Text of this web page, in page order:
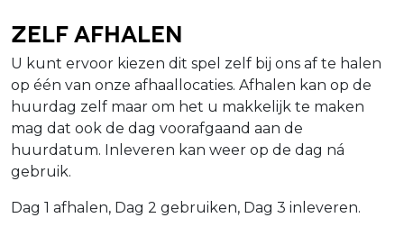
Zelf afhalen
U kunt ervoor kiezen dit spel zelf bij ons af te halen
op één van onze afhaallocaties. Afhalen kan op de
huurdag zelf maar om het u makkelijk te maken
mag dat ook de dag voorafgaand aan de
huurdatum. Inleveren kan weer op de dag ná
gebruik.
Dag 1 afhalen, Dag 2 gebruiken, Dag 3 inleveren.